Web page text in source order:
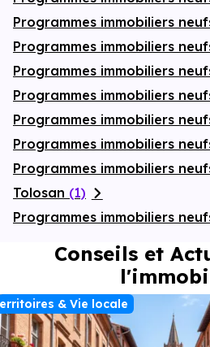
Programmes immobiliers
Programmes immobiliers
Programmes immobiliers
Programmes immobiliers
Programmes immobiliers
Programmes immobiliers
Programmes immobiliers
Tolosan (1)
Programmes immobiliers
Conseils et
& Vie locale